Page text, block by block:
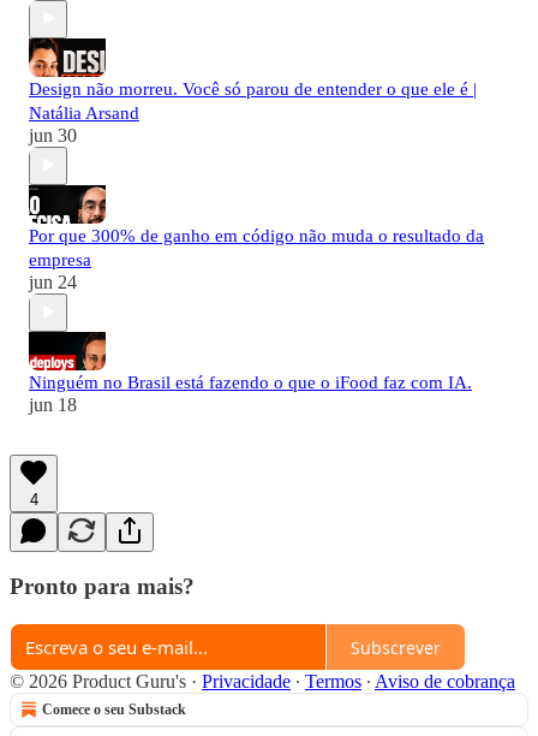
Design não morreu. Você só parou de entender o que ele é |
Natália Arsand
jun 30
Por que 300% de ganho em código não muda o resultado da
empresa
jun 24
Ninguém no Brasil está fazendo o que o iFood faz com IA.
jun 18
4
Pronto para mais?
Subscrever
© 2026 Product Guru's · Privacidade ∙ Termos ∙ Aviso de cobrança
Comece o seu Substack